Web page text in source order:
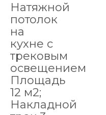
Натяжной
потолок
на
кухне с
трековым
освещением
Площадь
12 м2;
Накладной